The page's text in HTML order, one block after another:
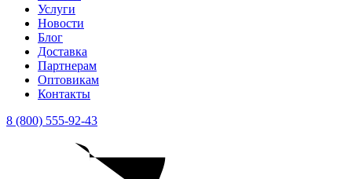
Услуги
Новости
Блог
Доставка
Партнерам
Оптовикам
Контакты
8 (800) 555-92-43